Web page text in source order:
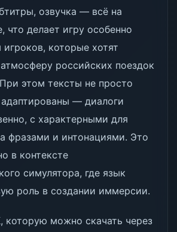
озвучка — всё на
что делает игру особенно
которые хотят
российских поездок
этом тексты не просто
— диалоги
с характерными для
фразами и интонациями. Это
в контексте
симулятора, где язык
роль в создании иммерсии.
которую можно скачать через